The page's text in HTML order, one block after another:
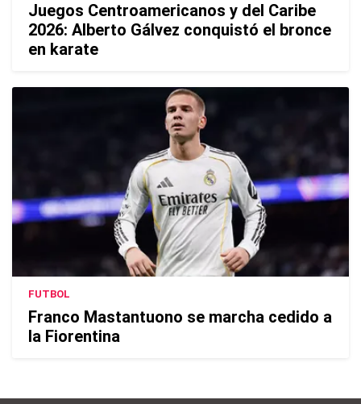
Juegos Centroamericanos y del Caribe
2026: Alberto Gálvez conquistó el bronce
en karate
FUTBOL
Franco Mastantuono se marcha cedido a
la Fiorentina